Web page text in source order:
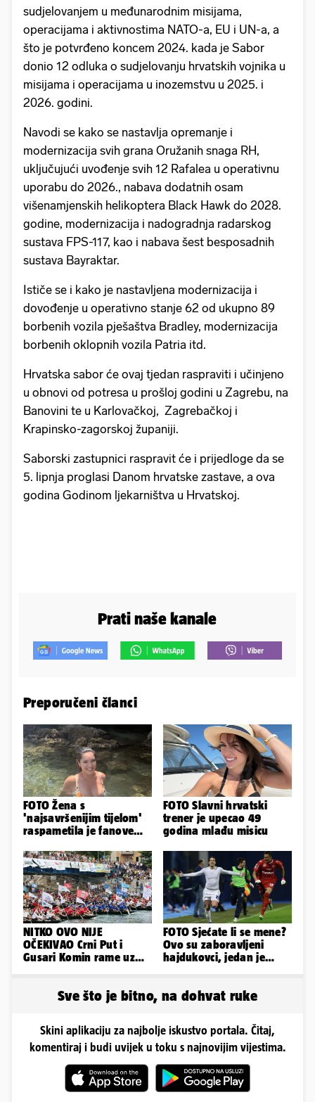
sudjelovanjem u međunarodnim misijama,
operacijama i aktivnostima NATO-a, EU i UN-a, a
što je potvrđeno koncem 2024. kada je Sabor
donio 12 odluka o sudjelovanju hrvatskih vojnika u
misijama i operacijama u inozemstvu u 2025. i
2026. godini.
Navodi se kako se nastavlja opremanje i
modernizacija svih grana Oružanih snaga RH,
uključujući uvođenje svih 12 Rafalea u operativnu
uporabu do 2026., nabava dodatnih osam
višenamjenskih helikoptera Black Hawk do 2028.
godine, modernizacija i nadogradnja radarskog
sustava FPS-117, kao i nabava šest besposadnih
sustava Bayraktar.
Ističe se i kako je nastavljena modernizacija i
dovođenje u operativno stanje 62 od ukupno 89
borbenih vozila pješaštva Bradley, modernizacija
borbenih oklopnih vozila Patria itd.
Hrvatska sabor će ovaj tjedan raspraviti i učinjeno
u obnovi od potresa u prošloj godini u Zagrebu, na
Banovini te u Karlovačkoj, Zagrebačkoj i
Krapinsko-zagorskoj županiji.
Saborski zastupnici raspravit će i prijedloge da se
5. lipnja proglasi Danom hrvatske zastave, a ova
godina Godinom ljekarništva u Hrvatskoj.
Prati naše kanale
Preporučeni članci
FOTO Žena s
'najsavršenijim tijelom'
raspametila je fanove
plićaka
FOTO Slavni hrvatski
trener je upecao 49
godina mlađu misicu
NITKO OVO NIJE
OČEKIVAO Crni Put i
Gusari Komin rame uz
FOTO Sjećate li se mene?
Ovo su zaboravljeni
hajdukovci, jedan je
Sve što je bitno, na dohvat ruke
Skini aplikaciju za najbolje iskustvo portala. Čitaj,
komentiraj i budi uvijek u toku s najnovijim vijestima.